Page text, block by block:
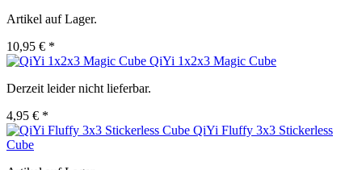
Artikel auf Lager.
10,95 € *
QiYi 1x2x3 Magic Cube
Derzeit leider nicht lieferbar.
4,95 € *
QiYi Fluffy 3x3 Stickerless
Cube